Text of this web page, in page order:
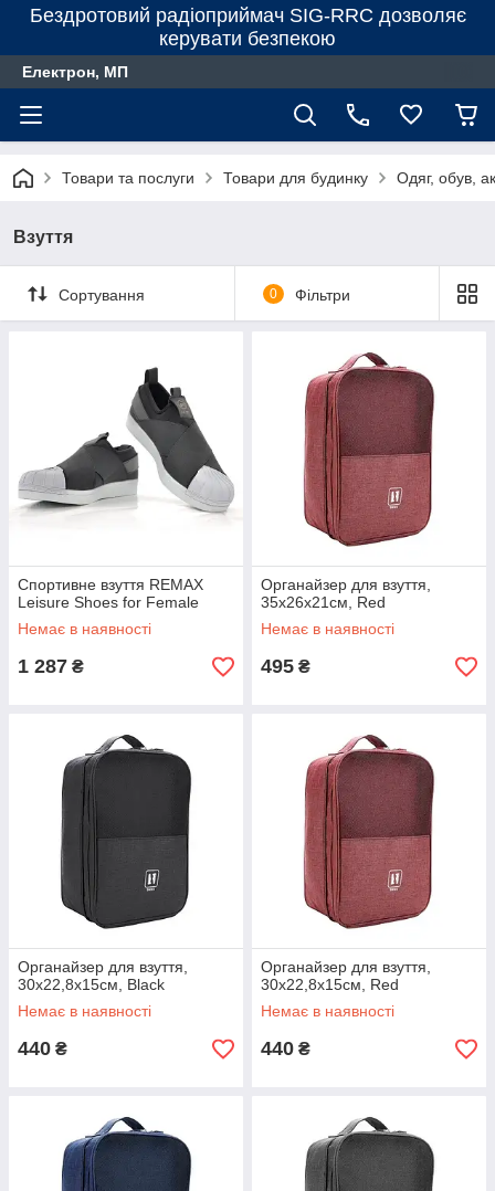
Бездротовий радіоприймач SIG-RRC дозволяє
керувати безпекою
Електрон, МП
Товари та послуги Товари для будинку Одяг, обув,
Взуття
Сортування 0 Фільтри
Спортивне взуття REMAX
Leisure Shoes for Female
Немає в наявності
1 287 ₴
Органайзер для взуття,
35х26х21см, Red
Немає в наявності
495 ₴
Органайзер для взуття,
30х22,8х15см, Black
Немає в наявності
440 ₴
Органайзер для взуття,
30х22,8х15см, Red
Немає в наявності
440 ₴